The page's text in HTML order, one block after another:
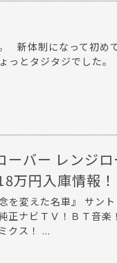
新体制になって初め
っとタジタジでした
ーバー レンジ
万円入庫情報
を変えた名車』 サン
正ナビＴＶ！ＢＴ音
クス！ ...